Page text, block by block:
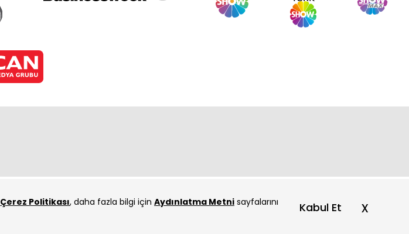
Çerez Politikası, daha fazla bilgi için Aydınlatma Metni sayfalarını
Kabul Et x